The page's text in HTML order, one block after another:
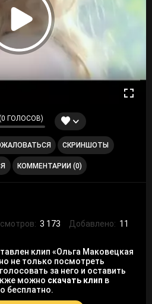
ГОЛОСОВ)
СКРИНШОТЫ
КОММЕНТАРИИ (0)
3 173 Добавлено: 11
клип «Ольга Маковецкая
не только посмотреть
за него и оставить
можно скачать клип в
бесплатно.